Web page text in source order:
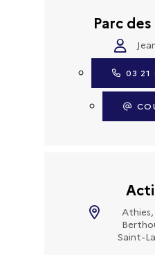
Parc
03 21
Athies,
Saint-